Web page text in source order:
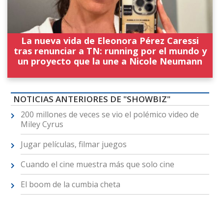
La nueva vida de Eleonora Pérez Caressi
tras renunciar a TN: running por el mundo y
un proyecto que la une a Nicole Neumann
NOTICIAS ANTERIORES DE "SHOWBIZ"
200 millones de veces se vio el polémico video de
Miley Cyrus
Jugar películas, filmar juegos
Cuando el cine muestra más que solo cine
El boom de la cumbia cheta